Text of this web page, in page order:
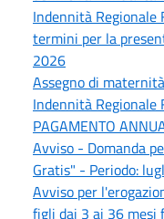
Indennità Regionale
termini per la
2026
Assegno di
Indennità Regionale
PAGAMENTO
Avviso - Domanda
Gratis" - Periodo:
Avviso per
figli dai 3 ai 36